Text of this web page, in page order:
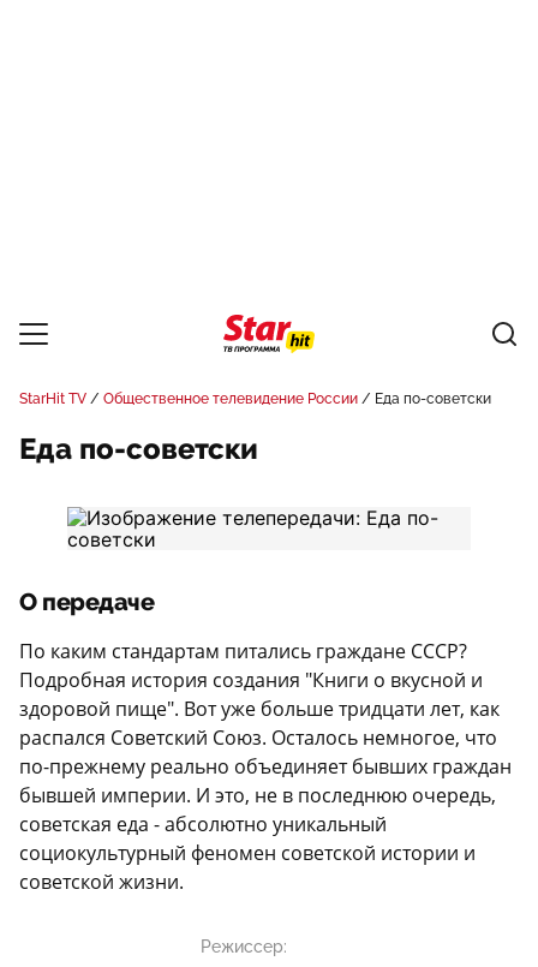
StarHit TV Общественное телевидение России Еда по-советски
Еда по-советски
О передаче
По каким стандартам питались граждане СССР?
Подробная история создания "Книги о вкусной и
здоровой пище". Вот уже больше тридцати лет, как
распался Советский Союз. Осталось немногое, что
по-прежнему реально объединяет бывших граждан
бывшей империи. И это, не в последнюю очередь,
советская еда - абсолютно уникальный
социокультурный феномен советской истории и
советской жизни.
Режиссер: